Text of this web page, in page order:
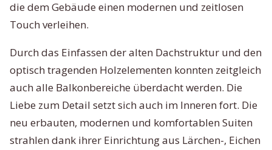
die dem Gebäude einen modernen und zeitlosen
Touch verleihen.
Durch das Einfassen der alten Dachstruktur und den
optisch tragenden Holzelementen konnten zeitgleich
auch alle Balkonbereiche überdacht werden. Die
Liebe zum Detail setzt sich auch im Inneren fort. Die
neu erbauten, modernen und komfortablen Suiten
strahlen dank ihrer Einrichtung aus Lärchen-, Eichen